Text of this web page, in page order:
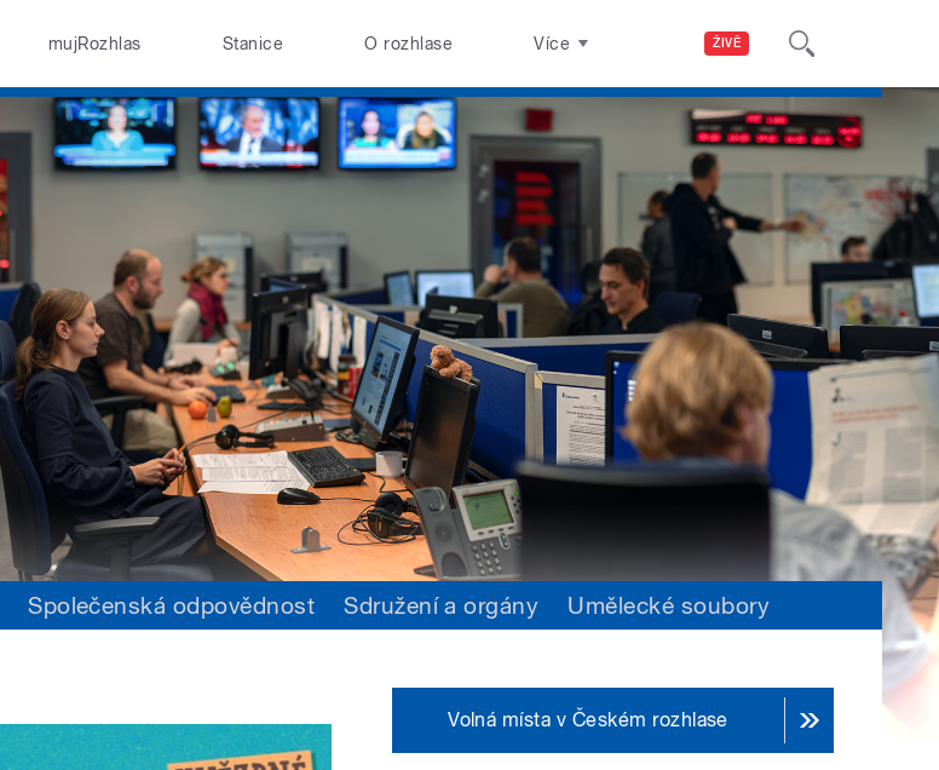
ŽIVĚ
mujRozhlas Stanice O rozhlase Více
Společenská odpovědnost Sdružení a orgány Umělecké soubory
Volná místa v Českém rozhlase